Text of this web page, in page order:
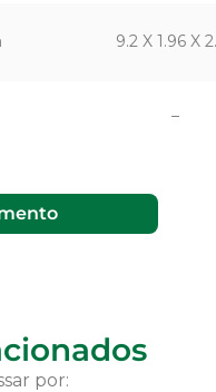
9.2 X 1.96 X
–
por: